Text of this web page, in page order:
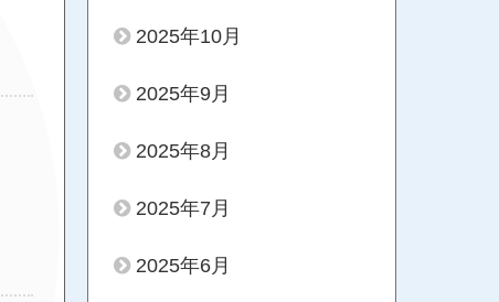
2025年10月
2025年9月
2025年8月
2025年7月
2025年6月